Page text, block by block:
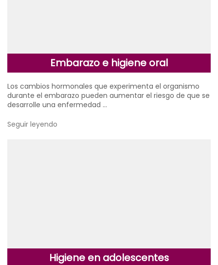
Embarazo e higiene oral
Los cambios hormonales que experimenta el organismo
durante el embarazo pueden aumentar el riesgo de que se
desarrolle una enfermedad …
Seguir leyendo
Higiene en adolescentes